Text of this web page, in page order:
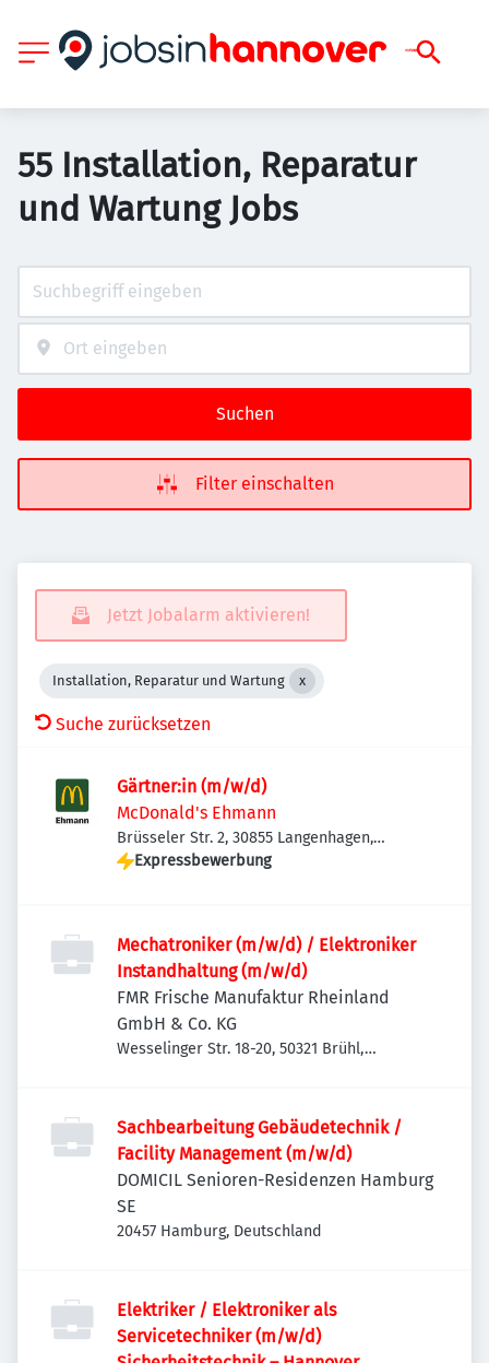
55 Installation, Reparatur
und Wartung Jobs
Suchen
Filter einschalten
Jetzt Jobalarm aktivieren!
Installation, Reparatur und Wartung
Suche zurücksetzen
Gärtner:in (m/w/d)
McDonald's Ehmann
Brüsseler Str. 2, 30855 Langenhagen,
Deutschland
Expressbewerbung
Mechatroniker (m/w/d) / Elektroniker
Instandhaltung (m/w/d)
FMR Frische Manufaktur Rheinland
GmbH & Co. KG
Wesselinger Str. 18-20, 50321 Brühl,
Sachbearbeitung Gebäudetechnik /
Facility Management (m/w/d)
DOMICIL Senioren-Residenzen Hamburg
SE
20457 Hamburg, Deutschland
Elektriker / Elektroniker als
Servicetechniker (m/w/d)